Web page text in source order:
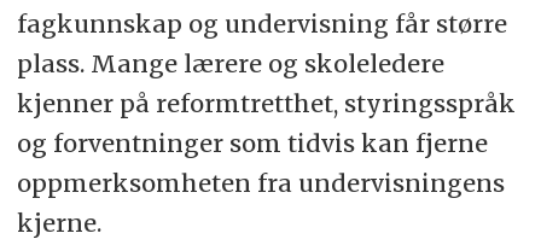
fagkunnskap og undervisning får større
plass. Mange lærere og skoleledere
kjenner på reformtretthet, styringsspråk
og forventninger som tidvis kan fjerne
oppmerksomheten fra undervisningens
kjerne.